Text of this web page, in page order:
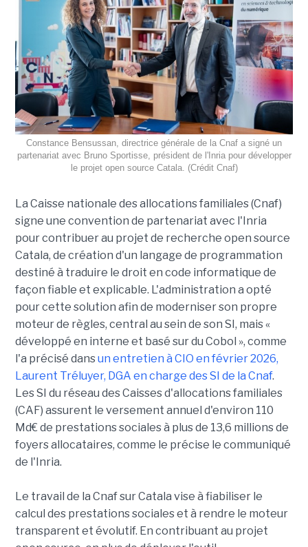
Constance Bensussan, directrice générale de la Cnaf a signé un
partenariat avec Bruno Sportisse, président de l'Inria pour développer
le projet open source Catala. (Crédit Cnaf)
La Caisse nationale des allocations familiales (Cnaf)
signe une convention de partenariat avec l'Inria
pour contribuer au projet de recherche open source
Catala, de création d'un langage de programmation
destiné à traduire le droit en code informatique de
façon fiable et explicable. L'administration a opté
pour cette solution afin de moderniser son propre
moteur de règles, central au sein de son SI, mais «
développé en interne et basé sur du Cobol », comme
l'a précisé dansun entretien à CIO en février 2026,
Laurent Tréluyer, DGA en charge des SI de la Cnaf.
Les SI du réseau des Caisses d'allocations familiales
(CAF) assurent le versement annuel d'environ 110
Md€ de prestations sociales à plus de 13,6 millions de
foyers allocataires, comme le précise le communiqué
de l'Inria.
Le travail de la Cnaf sur Catala vise à fiabiliser le
calcul des prestations sociales et à rendre le moteur
transparent et évolutif. En contribuant au projet